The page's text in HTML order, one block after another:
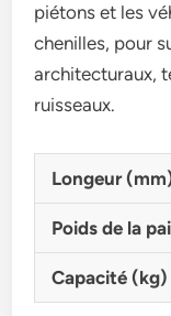
piétons et les
chenilles, pour
architecturaux,
ruisseaux.
Longeur
Poids de la
Capacité (kg)